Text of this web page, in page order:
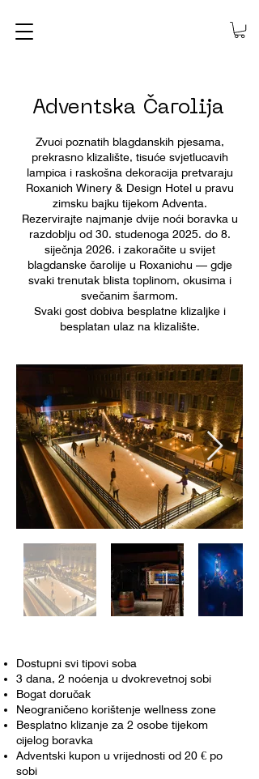
Adventska Čarolija
Zvuci poznatih blagdanskih pjesama,
prekrasno klizalište, tisuće svjetlucavih
lampica i raskošna dekoracija pretvaraju
Roxanich Winery & Design Hotel u pravu
zimsku bajku tijekom Adventa.
Rezervirajte najmanje dvije noći boravka u
razdoblju od 30. studenoga 2025. do 8.
siječnja 2026. i zakoračite u svijet
blagdanske čarolije u Roxanichu — gdje
svaki trenutak blista toplinom, okusima i
svečanim šarmom.
Svaki gost dobiva besplatne klizaljke i
besplatan ulaz na klizalište.
Dostupni svi tipovi soba
3 dana, 2 noćenja u dvokrevetnoj sobi
Bogat doručak
Neograničeno korištenje wellness zone
Besplatno klizanje za 2 osobe tijekom
cijelog boravka
Adventski kupon u vrijednosti od 20 € po
sobi